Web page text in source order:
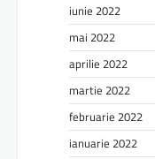
iunie 2022
mai 2022
aprilie 2022
martie 2022
februarie 2022
ianuarie 2022